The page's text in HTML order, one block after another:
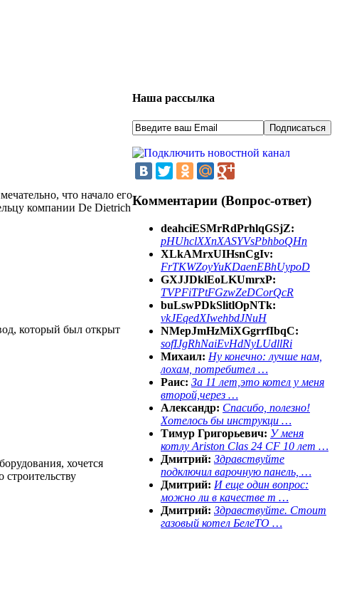
что начало его
компании De Dietrich
который был открыт
хочется
Наша рассылка
Комментарии (Вопрос-ответ)
deahciESMrRdPrhlqGSjZ:
pHUhclXXnXASYVsPbhboQHn
XLkAMrxUIHsnCgIv:
FrTKWZoyYuKDaenEBhUypoD
GXJJDklEoLKUmrxP:
TVPFiTPtFGzwZeDCorQcR
buLswPDkSlitlOpNTk:
vkJEqedXIwehbdJNuH
NMepJmHzMiXGgrrfIbqC:
sofIJgRhNaiEvHdNyLUdllRi
Михаил: Ну конечно: лучше нам,
лохам, потребител …
Раис: За 11 лет,это котел у меня
второй,через …
Александр: Спасибо, полезно!
Хотелось бы инструкци …
Тимур Григорьевич: У меня
котлу Ariston Clas 24 CF 10 лет …
Дмитрий: Здравствуйте
подключил варочную панель, …
Дмитрий: И еще один вопрос:
можно ли в качестве т …
Дмитрий: Здравствуйте. Стоит
газовый котел БелеТО …